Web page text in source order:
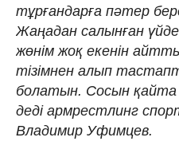
тұрғандарға пәтер
Жаңадан салынған
жөнім жоқ екенін
тізімнен алып
болатын. Сосын қайта
деді армрестлинг
Владимир Уфимцев.